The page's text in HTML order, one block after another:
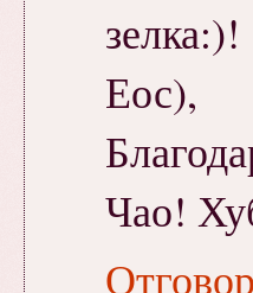
Еос),
Чао!
Отговор